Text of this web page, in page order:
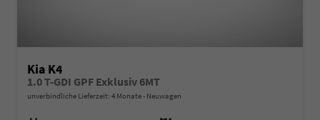
Kia K4
1.0 T-GDI GPF Exklusiv 6MT
unverbindliche Lieferzeit: 4 Monate Neuwagen